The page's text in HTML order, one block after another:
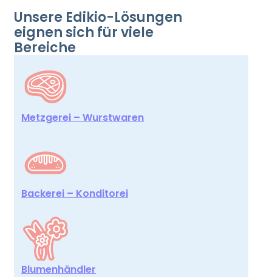
Unsere Edikio-Lösungen
eignen sich für viele
Bereiche
Metzgerei – Wurstwaren
Backerei – Konditorei
Blumenhändler